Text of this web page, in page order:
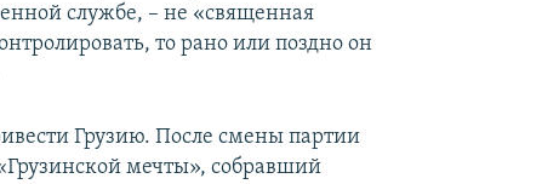
службе, – не «священная
то рано или поздно он
Грузию. После смены партии
«Грузинской мечты», собравший